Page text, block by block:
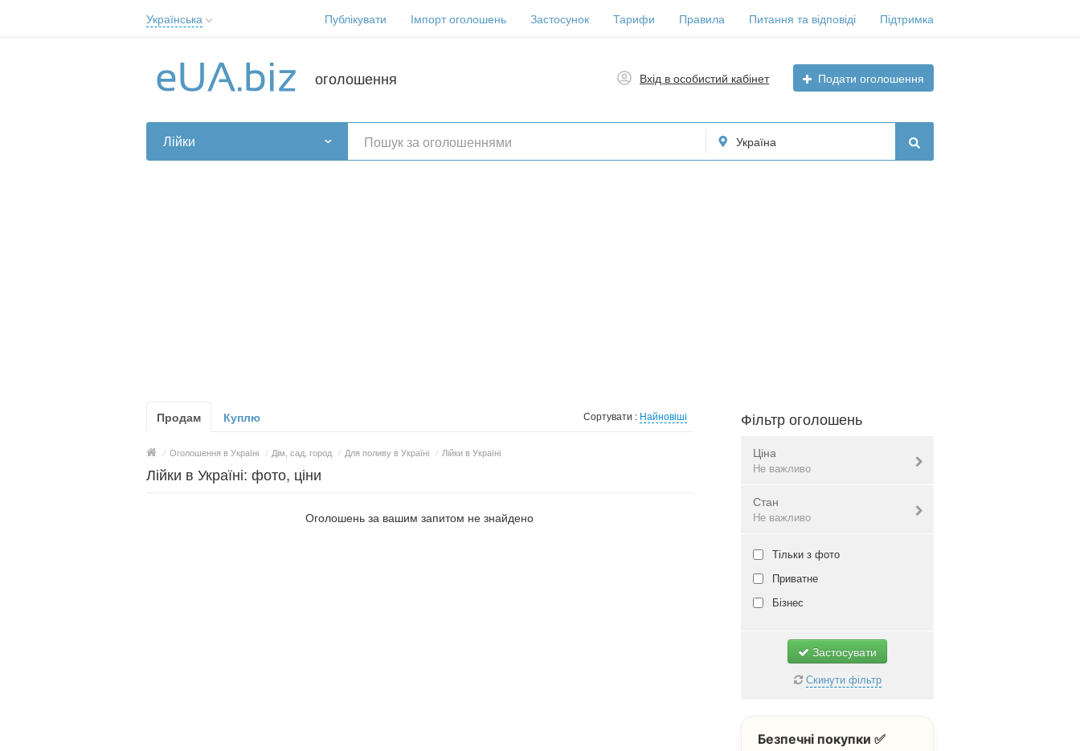
Українська
Українська
Публікувати Імпорт оголошень Застосунок Тарифи Правила Питання та відповіді Підтримка
оголошення Вхід в особистий кабінет Подати оголошення
Лійки Україна
Продам Куплю Сортувати : Найновіші
/ Оголошення в Україні / Дім, сад, город / Для поливу в Україні / Лійки в Україні
Лійки в Україні: фото, ціни
Оголошень за вашим запитом не знайдено
Фільтр оголошень
Ціна
Не важливо
Валюта:
Не важливо
Стан
Не важливо
Нове
Б/в
Не важливо
Тільки з фото
Приватне
Бізнес
Застосувати
Скинути фільтр
Безпечні покупки ✅